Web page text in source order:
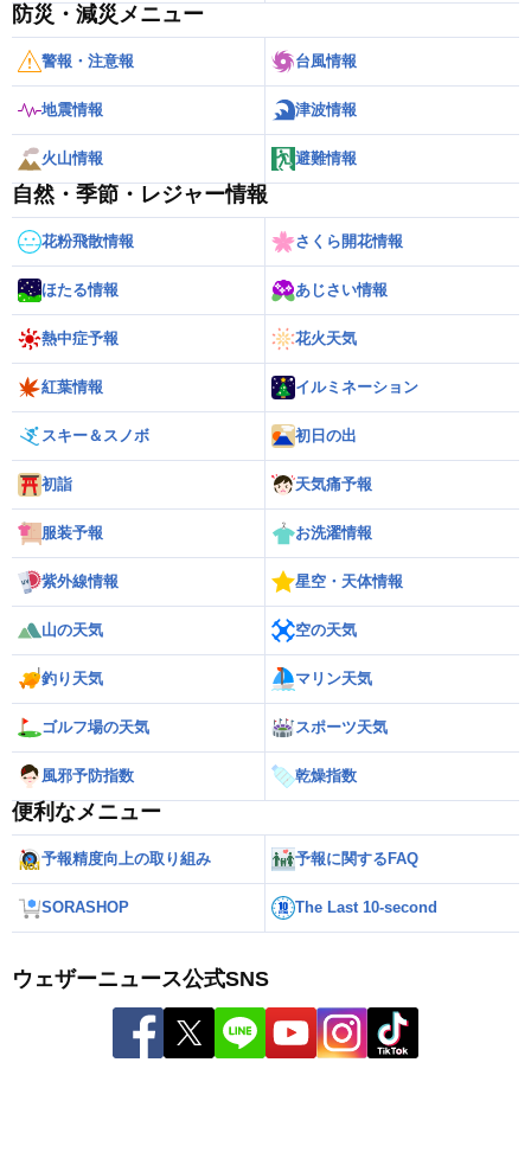
防災・減災メニュー
警報・注意報 台風情報
地震情報 津波情報
火山情報 避難情報
自然・季節・レジャー情報
花粉飛散情報 さくら開花情報
ほたる情報 あじさい情報
熱中症予報 花火天気
紅葉情報 イルミネーション
スキー＆スノボ 初日の出
初詣 天気痛予報
服装予報 お洗濯情報
紫外線情報 星空・天体情報
山の天気 空の天気
釣り天気 マリン天気
ゴルフ場の天気 スポーツ天気
風邪予防指数 乾燥指数
便利なメニュー
予報精度向上の取り組み 予報に関するFAQ
SORASHOP The Last 10-second
ウェザーニュース公式SNS